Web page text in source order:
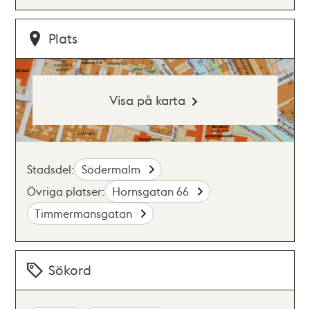
Plats
Visa på karta
Stadsdel: Södermalm
Övriga platser: Hornsgatan 66
Timmermansgatan
Sökord